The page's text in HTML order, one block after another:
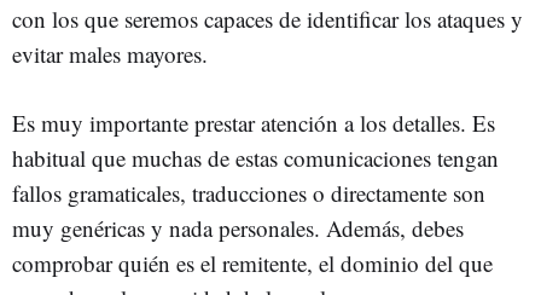
con los que seremos capaces de identificar los ataques y
evitar males mayores.
Es muy importante prestar atención a los detalles. Es
habitual que muchas de estas comunicaciones tengan
fallos gramaticales, traducciones o directamente son
muy genéricas y nada personales. Además, debes
comprobar quién es el remitente, el dominio del que